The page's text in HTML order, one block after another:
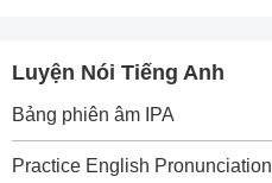
Luyện Nói Tiếng Anh
Bảng phiên âm IPA
Practice English Pronunciation